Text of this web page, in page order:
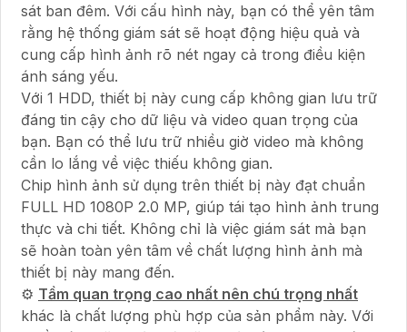
sát ban đêm. Với cấu hình này, bạn có thể yên tâm
rằng hệ thống giám sát sẽ hoạt động hiệu quả và
cung cấp hình ảnh rõ nét ngay cả trong điều kiện
ánh sáng yếu.
Với 1 HDD, thiết bị này cung cấp không gian lưu trữ
đáng tin cậy cho dữ liệu và video quan trọng của
bạn. Bạn có thể lưu trữ nhiều giờ video mà không
cần lo lắng về việc thiếu không gian.
Chip hình ảnh sử dụng trên thiết bị này đạt chuẩn
FULL HD 1080P 2.0 MP, giúp tái tạo hình ảnh trung
thực và chi tiết. Không chỉ là việc giám sát mà bạn
sẽ hoàn toàn yên tâm về chất lượng hình ảnh mà
thiết bị này mang đến.
⚙ Tầm quan trọng cao nhất nên chú trọng nhất
khác là chất lượng phù hợp của sản phẩm này. Với